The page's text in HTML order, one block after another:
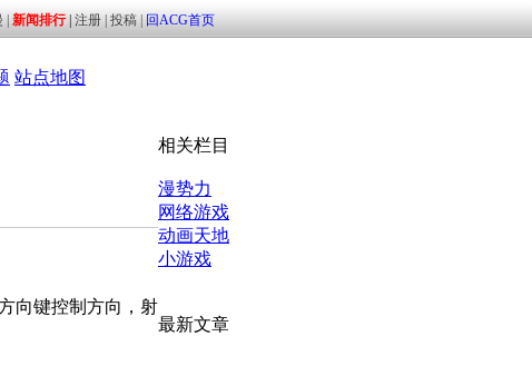
站点地图
键控制方向，射
相关栏目
漫势力
网络游戏
动画天地
小游戏
最新文章